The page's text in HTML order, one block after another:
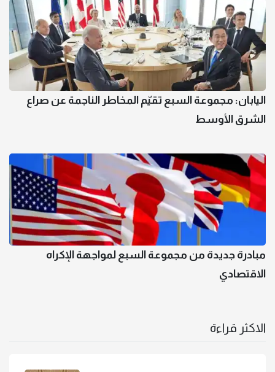
اليابان: مجموعة السبع تقيّم المخاطر الناجمة عن صراع
الشرق الأوسط
مبادرة جديدة من مجموعة السبع لمواجهة الإكراه
الاقتصادي
الاكثر قراءة